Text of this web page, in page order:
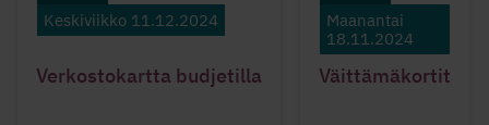
Keskiviikko 11.12.2024
Verkostokartta budjetilla
Maanantai
18.11.2024
Väittämäkortit